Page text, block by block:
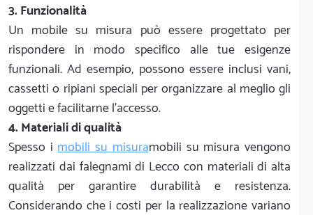
3. Funzionalità
Un mobile su misura può essere progettato per
rispondere in modo specifico alle tue esigenze
funzionali. Ad esempio, possono essere inclusi vani,
cassetti o ripiani speciali per organizzare al meglio gli
oggetti e facilitarne l'accesso.
4. Materiali di qualità
Spesso imobili su misuramobili su misura vengono
realizzati dai falegnami di Lecco con materiali di alta
qualità per garantire durabilità e resistenza.
Considerando che i costi per la realizzazione variano